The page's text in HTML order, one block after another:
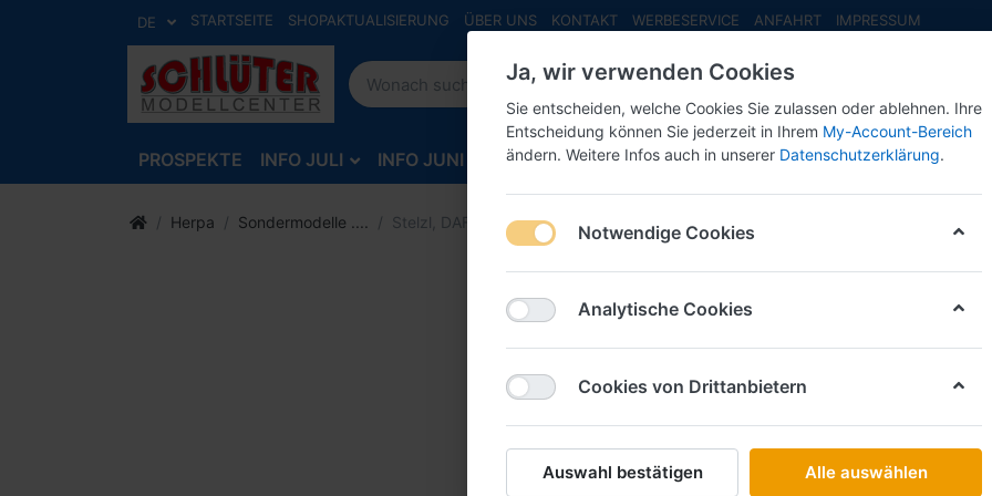
DE STARTSEITE SHOPAKTUALISIERUNG ÜBER UNS KONTAKT WERBESERVICE ANFAHRT IMPRESSUM
PROSPEKTE INFO JULI INFO JUNI INFO MAI NEU EINGETROFFEN NEUHEITEN
Herpa Sondermodelle .... Stelzl, DAF XG+ vvsp. GardPlAufl. - Herpa Tag der offenen Tür 2025 -
Herpa
Stelzl,
Art.-Nr.
Ja, wir verwenden Cookies
Sie entscheiden, welche Cookies Sie zulassen oder ablehnen. Ihre
Entscheidung können Sie jederzeit in Ihrem My-Account-Bereich
ändern. Weitere Infos auch in unserer Datenschutzerklärung.
Notwendige Cookies
Analytische Cookies
Cookies von Drittanbietern
Auswahl bestätigen Alle auswählen